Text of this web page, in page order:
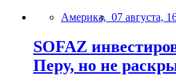
Америка, 07 августа,
SOFAZ
Перу, но не